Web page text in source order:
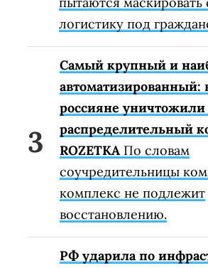
логистику под
Самый крупный и
автоматизированный:
россияне
распределительный
ROZETKA По словам
соучредительницы
комплекс не подлежит
восстановлению.
РФ ударила по